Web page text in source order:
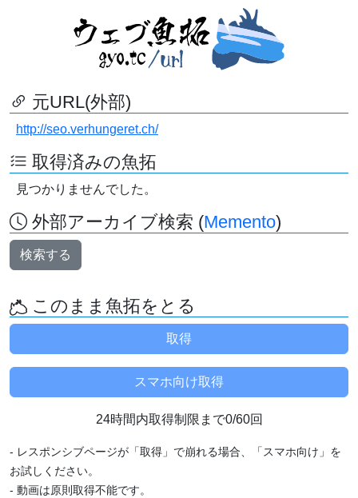
元URL(外部)
http://seo.verhungeret.ch/
取得済みの魚拓
見つかりませんでした。
外部アーカイブ検索 (Memento)
検索する
このまま魚拓をとる
24時間内取得制限まで0/60回
- レスポンシブページが「取得」で崩れる場合、「スマホ向け」を
お試しください。
- 動画は原則取得不能です。